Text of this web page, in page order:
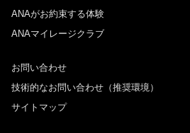
ANAがお約束する体験
ANAマイレージクラブ
お問い合わせ
技術的なお問い合わせ（推奨環境）
サイトマップ